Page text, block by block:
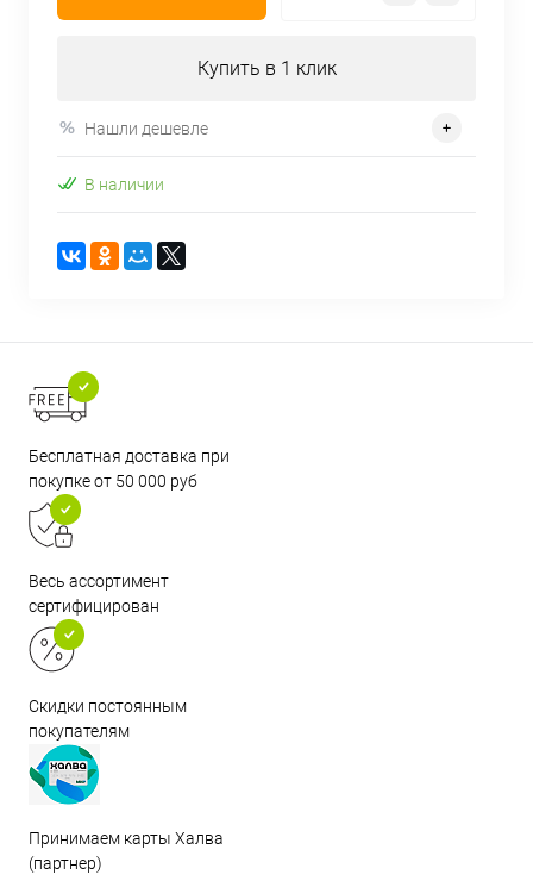
Купить в 1 клик
Нашли дешевле
В наличии
Бесплатная доставка при
покупке от 50 000 руб
Весь ассортимент
сертифицирован
Скидки постоянным
покупателям
Принимаем карты Халва
(партнер)